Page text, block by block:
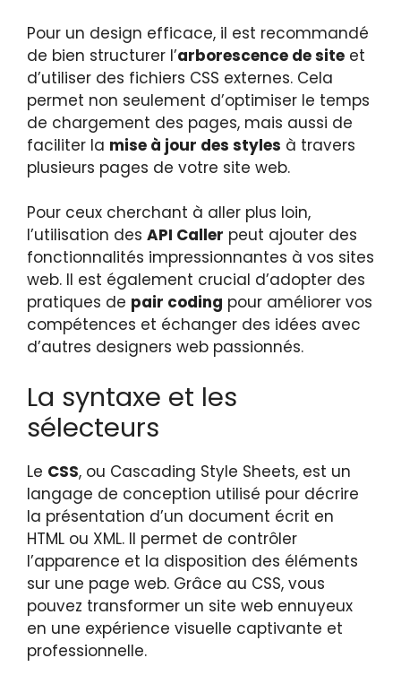
Pour un design efficace, il est recommandé
de bien structurer l’arborescence de site et
d’utiliser des fichiers CSS externes. Cela
permet non seulement d’optimiser le temps
de chargement des pages, mais aussi de
faciliter la mise à jour des styles à travers
plusieurs pages de votre site web.
Pour ceux cherchant à aller plus loin,
l’utilisation des API Caller peut ajouter des
fonctionnalités impressionnantes à vos sites
web. Il est également crucial d’adopter des
pratiques de pair coding pour améliorer vos
compétences et échanger des idées avec
d’autres designers web passionnés.
La syntaxe et les
sélecteurs
Le CSS, ou Cascading Style Sheets, est un
langage de conception utilisé pour décrire
la présentation d’un document écrit en
HTML ou XML. Il permet de contrôler
l’apparence et la disposition des éléments
sur une page web. Grâce au CSS, vous
pouvez transformer un site web ennuyeux
en une expérience visuelle captivante et
professionnelle.